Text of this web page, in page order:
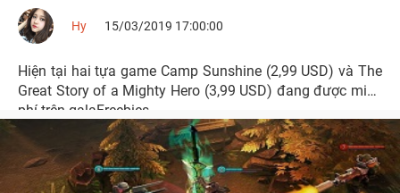
galaFreebies
Hy 15/03/2019 17:00:00
Hiện tại hai tựa game Camp Sunshine (2,99 USD) và The
Great Story of a Mighty Hero (3,99 USD) đang được miễn
phí trên galaFreebies.